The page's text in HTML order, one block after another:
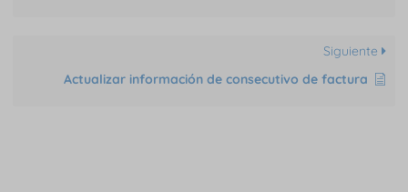
Siguiente
Actualizar información de consecutivo de factura